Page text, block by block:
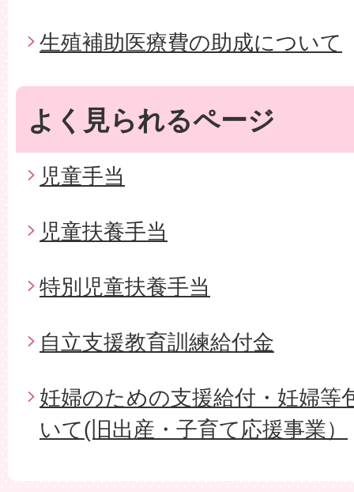
生殖補助医療費の助成について
よく見られるページ
児童手当
児童扶養手当
特別児童扶養手当
自立支援教育訓練給付金
妊婦のための支援給付・妊婦等
いて(旧出産・子育て応援事業）